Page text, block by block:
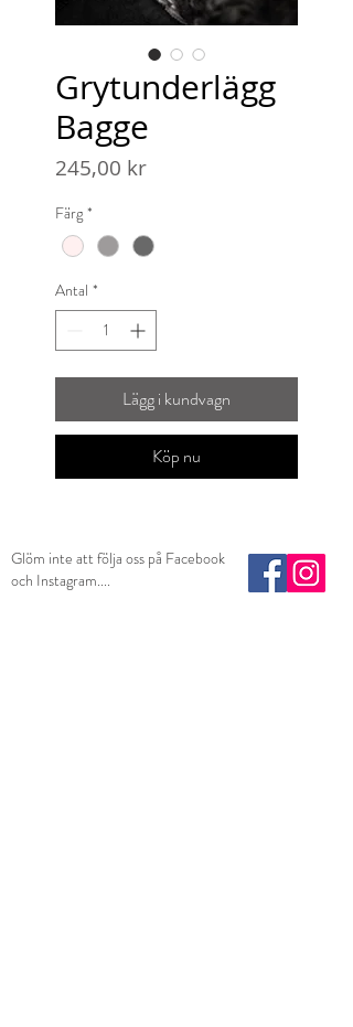
Grytunderlägg
Bagge
245,00 krPris
Färg *
Antal *
Lägg i kundvagn
Köp nu
Glöm inte att följa oss på Facebook
och Instagram....